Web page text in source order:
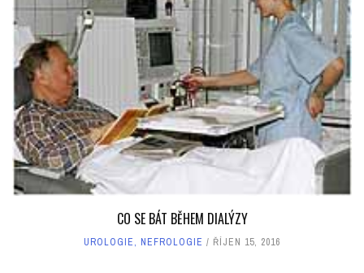
CO SE BÁT BĚHEM DIALÝZY
UROLOGIE, NEFROLOGIE ŘÍJEN 15, 2016